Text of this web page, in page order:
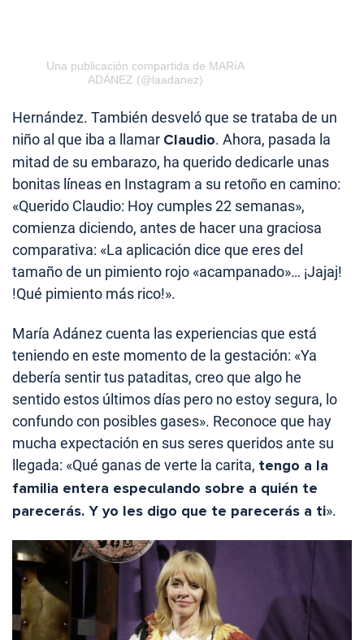
Una publicación compartida de MARíA
ADÁNEZ (@laadanez)
Hernández. También desveló que se trataba de un
niño al que iba a llamar Claudio. Ahora, pasada la
mitad de su embarazo, ha querido dedicarle unas
bonitas líneas en Instagram a su retoño en camino:
«Querido Claudio: Hoy cumples 22 semanas»,
comienza diciendo, antes de hacer una graciosa
comparativa: «La aplicación dice que eres del
tamaño de un pimiento rojo «acampanado»… ¡Jajaj!
!Qué pimiento más rico!».
María Adánez cuenta las experiencias que está
teniendo en este momento de la gestación: «Ya
debería sentir tus pataditas, creo que algo he
sentido estos últimos días pero no estoy segura, lo
confundo con posibles gases». Reconoce que hay
mucha expectación en sus seres queridos ante su
llegada: «Qué ganas de verte la carita, tengo a la
familia entera especulando sobre a quién te
parecerás. Y yo les digo que te parecerás a ti».